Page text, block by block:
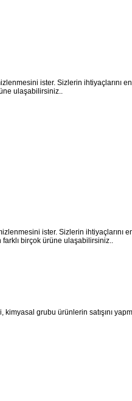
ister. Sizlerin ihtiyaçlarını
ulaşabilirsiniz..
ister. Sizlerin ihtiyaçlarını
birçok ürüne ulaşabilirsiniz..
grubu ürünlerin satışını